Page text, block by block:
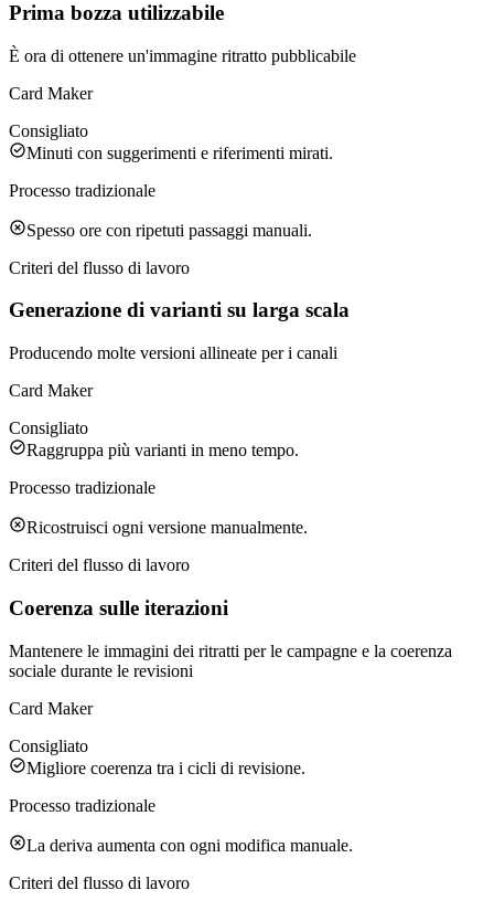
Prima bozza utilizzabile
È ora di ottenere un'immagine ritratto pubblicabile
Card Maker
Consigliato
Minuti con suggerimenti e riferimenti mirati.
Processo tradizionale
Spesso ore con ripetuti passaggi manuali.
Criteri del flusso di lavoro
Generazione di varianti su larga scala
Producendo molte versioni allineate per i canali
Card Maker
Consigliato
Raggruppa più varianti in meno tempo.
Processo tradizionale
Ricostruisci ogni versione manualmente.
Criteri del flusso di lavoro
Coerenza sulle iterazioni
Mantenere le immagini dei ritratti per le campagne e la coerenza
sociale durante le revisioni
Card Maker
Consigliato
Migliore coerenza tra i cicli di revisione.
Processo tradizionale
La deriva aumenta con ogni modifica manuale.
Criteri del flusso di lavoro